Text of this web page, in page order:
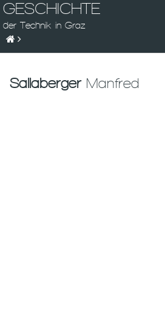
GESCHICHTE
der Technik in Graz
SallabergerManfred